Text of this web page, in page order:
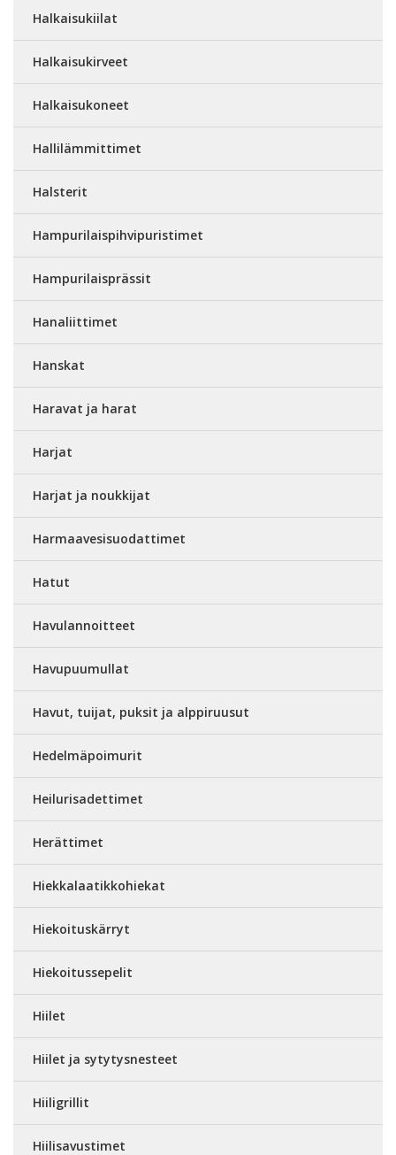
Halkaisukiilat
Halkaisukirveet
Halkaisukoneet
Hallilämmittimet
Halsterit
Hampurilaispihvipuristimet
Hampurilaisprässit
Hanaliittimet
Hanskat
Haravat ja harat
Harjat
Harjat ja noukkijat
Harmaavesisuodattimet
Hatut
Havulannoitteet
Havupuumullat
Havut, tuijat, puksit ja alppiruusut
Hedelmäpoimurit
Heilurisadettimet
Herättimet
Hiekkalaatikkohiekat
Hiekoituskärryt
Hiekoitussepelit
Hiilet
Hiilet ja sytytysnesteet
Hiiligrillit
Hiilisavustimet